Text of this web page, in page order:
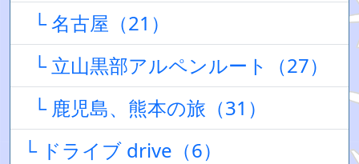
└ 名古屋（21）
└ 立山黒部アルペンルート（27）
└ 鹿児島、熊本の旅（31）
└ ドライブ drive（6）